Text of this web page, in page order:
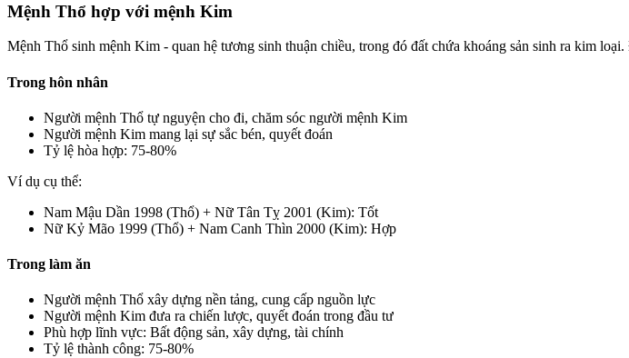
Mệnh Thổ hợp với mệnh Kim
Mệnh Thổ sinh mệnh Kim - quan hệ tương sinh thuận chiều, trong đó đất chứa khoáng sản sinh ra kim
Trong hôn nhân
Người mệnh Thổ tự nguyện cho đi, chăm sóc người mệnh Kim
Người mệnh Kim mang lại sự sắc bén, quyết đoán
Tỷ lệ hòa hợp: 75-80%
Ví dụ cụ thể:
Nam Mậu Dần 1998 (Thổ) + Nữ Tân Tỵ 2001 (Kim): Tốt
Nữ Kỷ Mão 1999 (Thổ) + Nam Canh Thìn 2000 (Kim): Hợp
Trong làm ăn
Người mệnh Thổ xây dựng nền tảng, cung cấp nguồn lực
Người mệnh Kim đưa ra chiến lược, quyết đoán trong đầu tư
Phù hợp lĩnh vực: Bất động sản, xây dựng, tài chính
Tỷ lệ thành công: 75-80%